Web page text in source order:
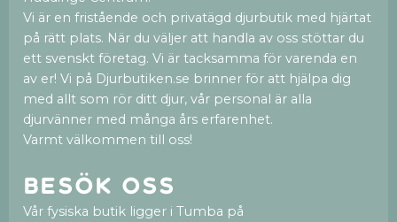
Vi är en fristående och privatägd djurbutik med hjärtat
på rätt plats. När du väljer att handla av oss stöttar du
ett svenskt företag. Vi är tacksamma för varenda en
av er! Vi på Djurbutiken.se brinner för att hjälpa dig
med allt som rör ditt djur, vår personal är alla
djurvänner med många års erfarenhet.
Varmt välkommen till oss!
Besök oss
Vår fysiska butik ligger i Tumba på